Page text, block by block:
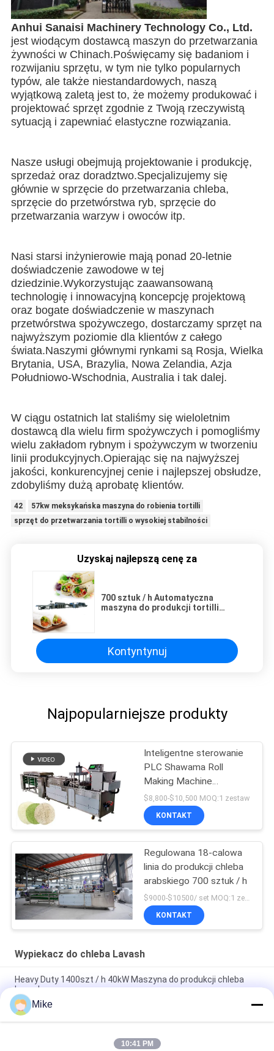
jest wiodącym dostawcą maszyn do przetwarzania
żywności w Chinach.Poświęcamy się badaniom i
rozwijaniu sprzętu, w tym nie tylko popularnych
typów, ale także niestandardowych, naszą
wyjątkową zaletą jest to, że możemy produkować i
projektować sprzęt zgodnie z Twoją rzeczywistą
sytuacją i zapewniać elastyczne rozwiązania.
Nasze usługi obejmują projektowanie i produkcję,
sprzedaż oraz doradztwo.Specjalizujemy się
głównie w sprzęcie do przetwarzania chleba,
sprzęcie do przetwórstwa ryb, sprzęcie do
przetwarzania warzyw i owoców itp.
Nasi starsi inżynierowie mają ponad 20-letnie
doświadczenie zawodowe w tej
dziedzinie.Wykorzystując zaawansowaną
technologię i innowacyjną koncepcję projektową
oraz bogate doświadczenie w maszynach
przetwórstwa spożywczego, dostarczamy sprzęt na
najwyższym poziomie dla klientów z całego
świata.Naszymi głównymi rynkami są Rosja, Wielka
Brytania, USA, Brazylia, Nowa Zelandia, Azja
Południowo-Wschodnia, Australia i tak dalej.
W ciągu ostatnich lat staliśmy się wieloletnim
dostawcą dla wielu firm spożywczych i pomogliśmy
wielu zakładom rybnym i spożywczym w tworzeniu
linii produkcyjnych.Opierając się na najwyższej
jakości, konkurencyjnej cenie i najlepszej obsłudze,
zdobyliśmy dużą aprobatę klientów.
42
57kw meksykańska maszyna do robienia tortilli
sprzęt do przetwarzania tortilli o wysokiej stabilności
Uzyskaj najlepszą cenę za
700 sztuk / h Automatyczna
maszyna do produkcji tortilli
Kontyntynuj
Najpopularniejsze produkty
Inteligentne sterowanie
PLC Shawama Roll
Making Machine
Maszyna do robienia
tortilli
$8,800-$10,500 MOQ:1 zestaw
KONTAKT
Regulowana 18-calowa
linia do produkcji chleba
arabskiego 700 sztuk / h
KONTAKT
Wypiekacz do chleba Lavash
Heavy Duty 1400szt / h 40kW Maszyna do produkcji chleba
Lavash
Przemysłowa maszyna do produkcji tortilli Linia produkcyjna
Roti Chapati
Mike
10:41 PM